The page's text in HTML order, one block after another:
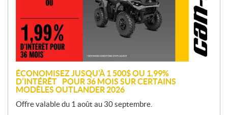
o
n
ÉCONOMISEZ JUSQU’À 1 500$ OU 1,99%
D’INTÉRÊT POUR 36 MOIS SUR CERTAINS
MODÈLES OUTLANDER 2026
Offre valable du 1 août au 30 septembre.